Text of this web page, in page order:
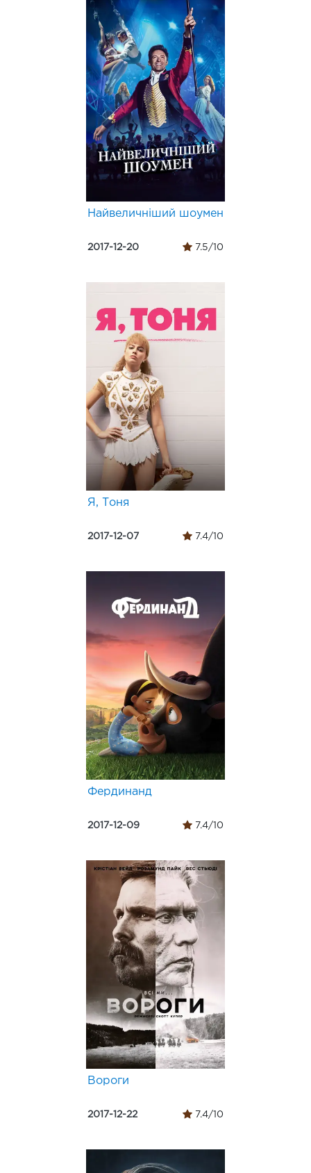
Найвеличніший шоумен
2017-12-20 7.5/10
Я, Тоня
2017-12-07 7.4/10
Фердинанд
2017-12-09 7.4/10
Вороги
2017-12-22 7.4/10